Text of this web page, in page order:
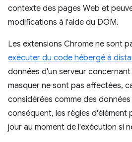
contexte des pages Web et
modifications à l'aide du DOM.
Les extensions Chrome ne sont
exécuter du code hébergé à
données d'un serveur concernant
masquer ne sont pas affectées,
considérées comme des
conséquent, les règles d'élément
jour au moment de l'exécution si